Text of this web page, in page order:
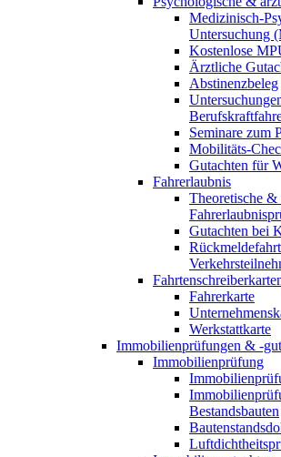
Medizinisch-
Untersuchung
Kostenlose
Ärztliche
Abstinenzbeleg
Seminare zum
Mobilitäts-
Gutachten für
Fahrerlaubnis
Theoretische &
Gutachten bei
Fahrerkarte
Werkstattkarte
Immobilienprüfungen & -
Immobilienprüfung
Bestandsbauten